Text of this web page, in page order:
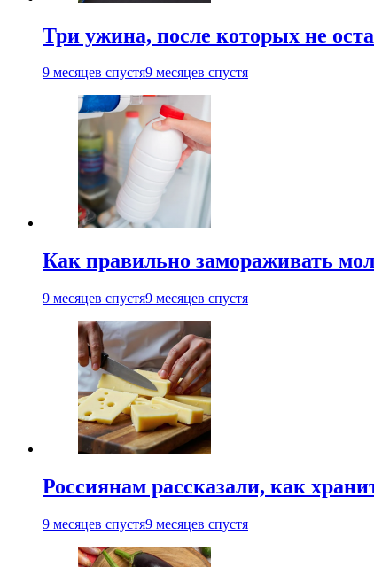
Три ужина, после которых не
9 месяцев спустя9 месяцев спустя
Как правильно замораживать
9 месяцев спустя9 месяцев спустя
Россиянам рассказали, как
9 месяцев спустя9 месяцев спустя